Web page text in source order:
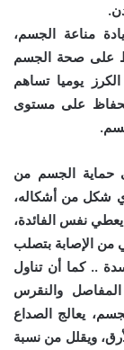
مناعة الجسم،
على صحة الجسم
يوميا تساهم
على مستوى
حماية الجسم من
بأي شكل من أشكاله،
نفس الفائدة،
الإصابة بتصلب
.. كما أن تناول
والنقرس
يعالج الصداع
ويقلل من نسبة